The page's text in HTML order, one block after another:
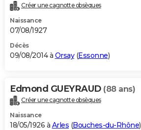
Créer une cagnotte obsèques
Naissance
07/08/1927
Décès
09/08/2014 à Orsay(Essonne)
Edmond GUEYRAUD (88 ans)
Créer une cagnotte obsèques
Naissance
18/05/1926 à Arles (Bouches-du-Rhône)